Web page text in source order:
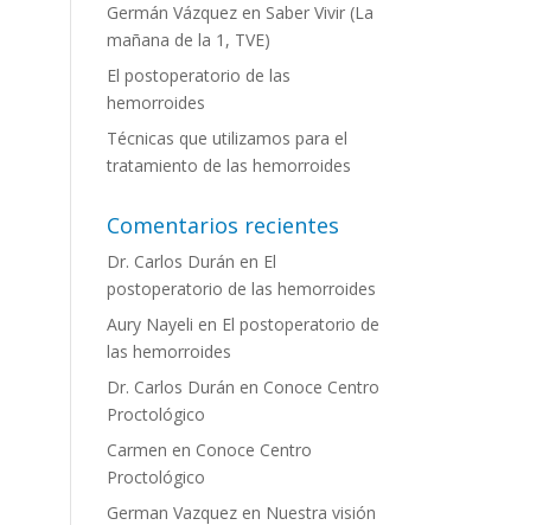
Germán Vázquez en Saber Vivir (La
mañana de la 1, TVE)
El postoperatorio de las
hemorroides
Técnicas que utilizamos para el
tratamiento de las hemorroides
Comentarios recientes
Dr. Carlos Durán en El
postoperatorio de las hemorroides
Aury Nayeli en El postoperatorio de
las hemorroides
Dr. Carlos Durán en Conoce Centro
Proctológico
Carmen en Conoce Centro
Proctológico
German Vazquezen Nuestra visión